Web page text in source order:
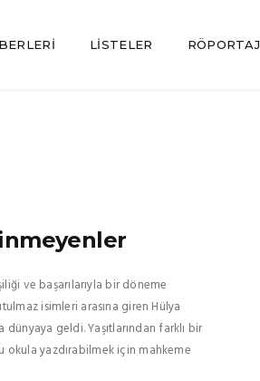
LISTELER RÖPORTAJ
ve başarılarıyla bir döneme
isimleri arasına giren Hülya
geldi. Yaşıtlarından farklı bir
okula yazdırabilmek için mahkeme